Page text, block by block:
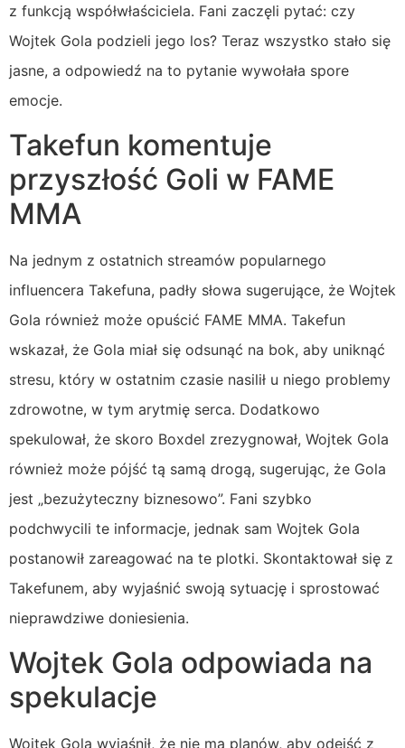
z funkcją współwłaściciela. Fani zaczęli pytać: czy
Wojtek Gola podzieli jego los? Teraz wszystko stało się
jasne, a odpowiedź na to pytanie wywołała spore
emocje.
Takefun komentuje
przyszłość Goli w FAME
MMA
Na jednym z ostatnich streamów popularnego
influencera Takefuna, padły słowa sugerujące, że Wojtek
Gola również może opuścić FAME MMA. Takefun
wskazał, że Gola miał się odsunąć na bok, aby uniknąć
stresu, który w ostatnim czasie nasilił u niego problemy
zdrowotne, w tym arytmię serca. Dodatkowo
spekulował, że skoro Boxdel zrezygnował, Wojtek Gola
również może pójść tą samą drogą, sugerując, że Gola
jest „bezużyteczny biznesowo”. Fani szybko
podchwycili te informacje, jednak sam Wojtek Gola
postanowił zareagować na te plotki. Skontaktował się z
Takefunem, aby wyjaśnić swoją sytuację i sprostować
nieprawdziwe doniesienia.
Wojtek Gola odpowiada na
spekulacje
Wojtek Gola wyjaśnił, że nie ma planów, aby odejść z